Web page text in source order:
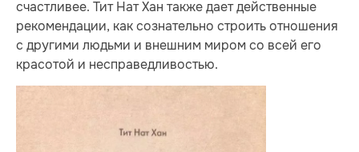
счастливее. Тит Нат Хан также дает действенные
рекомендации, как сознательно строить отношения
с другими людьми и внешним миром со всей его
красотой и несправедливостью.